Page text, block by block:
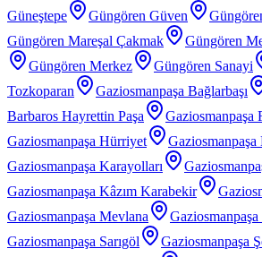
Güneştepe
Güngören Güven
Güngören Mareşal Çakmak
Güngören
Güngören Merkez
Güngören Sanayi
Tozkoparan
Gaziosmanpaşa Bağlarbaşı
Barbaros Hayrettin Paşa
Gaziosmanpaşa
Gaziosmanpaşa Hürriyet
Gaziosmanpaşa Karayolları
Gaziosmanpaşa Kâzım Karabekir
Gaziosmanpaşa Mevlana
Gaziosmanpaşa Sarıgöl
Gaziosmanpaşa